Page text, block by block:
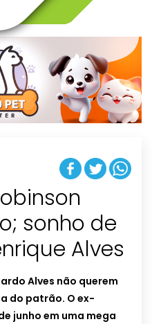
v
g
t
i
o
n
sonho de
Alves
Alves não querem
do patrão. O ex-
junho em uma mega